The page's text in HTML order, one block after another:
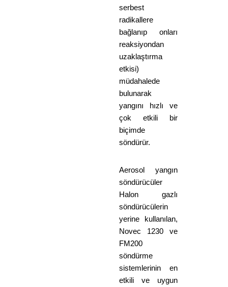
serbest
radikallere
bağlanıp onları
reaksiyondan
uzaklaştırma
etkisi)
müdahalede
bulunarak
yangını hızlı ve
çok etkili bir
biçimde
söndürür.
Aerosol yangın
söndürücüler
Halon gazlı
söndürücülerin
yerine kullanılan,
Novec 1230 ve
FM200
söndürme
sistemlerinin en
etkili ve uygun